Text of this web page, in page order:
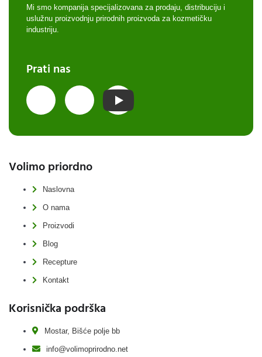
Mi smo kompanija specijalizovana za prodaju, distribuciju i
uslužnu proizvodnju prirodnih proizvoda za kozmetičku
industriju.
Prati nas
Volimo priordno
Naslovna
O nama
Proizvodi
Blog
Recepture
Kontakt
Korisnička podrška
Mostar, Bišće polje bb
info@volimoprirodno.net